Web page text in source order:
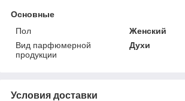
Основные
Пол
Женский
Вид парфюмерной
продукции
Духи
Условия доставки